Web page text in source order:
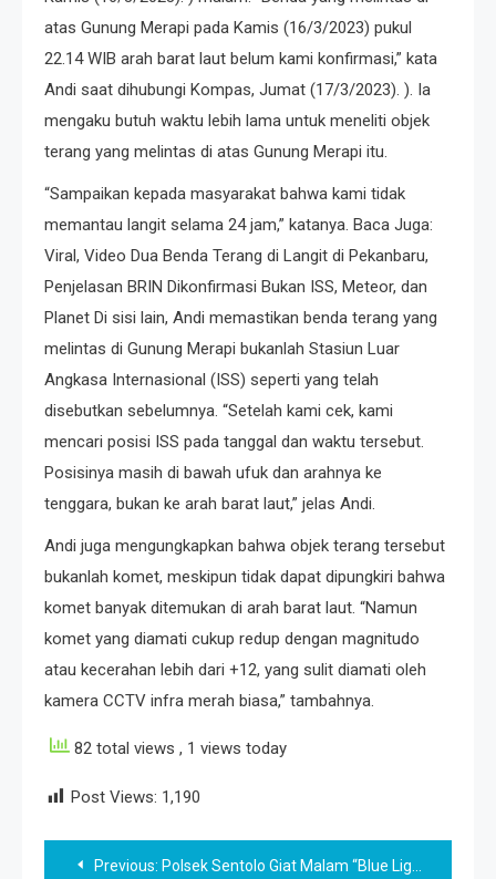
atas Gunung Merapi pada Kamis (16/3/2023) pukul
22.14 WIB arah barat laut belum kami konfirmasi,” kata
Andi saat dihubungi Kompas, Jumat (17/3/2023). ). Ia
mengaku butuh waktu lebih lama untuk meneliti objek
terang yang melintas di atas Gunung Merapi itu.
“Sampaikan kepada masyarakat bahwa kami tidak
memantau langit selama 24 jam,” katanya. Baca Juga:
Viral, Video Dua Benda Terang di Langit di Pekanbaru,
Penjelasan BRIN Dikonfirmasi Bukan ISS, Meteor, dan
Planet Di sisi lain, Andi memastikan benda terang yang
melintas di Gunung Merapi bukanlah Stasiun Luar
Angkasa Internasional (ISS) seperti yang telah
disebutkan sebelumnya. “Setelah kami cek, kami
mencari posisi ISS pada tanggal dan waktu tersebut.
Posisinya masih di bawah ufuk dan arahnya ke
tenggara, bukan ke arah barat laut,” jelas Andi.
Andi juga mengungkapkan bahwa objek terang tersebut
bukanlah komet, meskipun tidak dapat dipungkiri bahwa
komet banyak ditemukan di arah barat laut. “Namun
komet yang diamati cukup redup dengan magnitudo
atau kecerahan lebih dari +12, yang sulit diamati oleh
kamera CCTV infra merah biasa,” tambahnya.
82 total views , 1 views today
Post Views: 1,190
PostPrevious: Polsek Sentolo Giat Malam “Blue Light Patrol” Antisipasi Laka Lantas